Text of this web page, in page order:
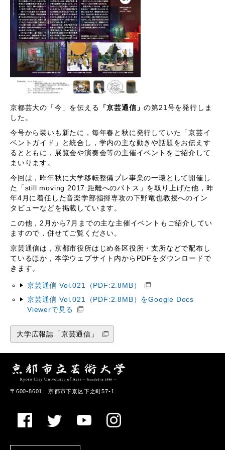
京都芸大の「今」を伝える 「京芸通信」の第21号を発行しま
した。
今号から装いも新たに，毎年春と秋に発行していた「京芸イ
ベントガイド」と統合し，学内の主な動きや話題をお伝えす
るとともに，展覧会や演奏会等の主催イベントをご紹介して
まいります。
今回は，昨年秋に大学移転整備プレ事業の一環として開催し
た「still moving 2017:距離へのパトス」を取り上げた他，昨
年4月に着任した音楽学部指揮専攻の下野竜也教授へのイン
タビューなどを掲載しています。
この他，2月から7月までの主な主催イベントもご紹介してい
ますので，併せてご覧ください。
京芸通信は，京都市役所はじめ各区役所・支所などで配布し
ているほか，本学ウェブサイト内からPDFをダウンロードで
きます。
京芸通信 Vol.021（PDF:2.8MB）
京芸通信 Vol.021（PDF:2.8MB）をGoogle Docs
Viewerで見る
大学広報誌「京芸通信」
〒600-8601 京都市下京区下之町57-1